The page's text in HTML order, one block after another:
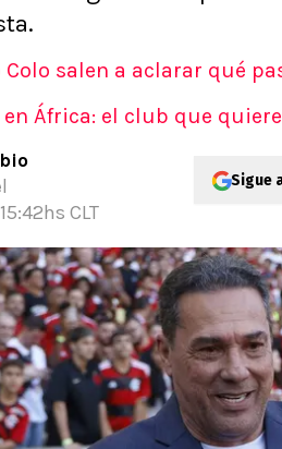
Colo salen a aclarar qué
en África: el club que
CLT
Sigue